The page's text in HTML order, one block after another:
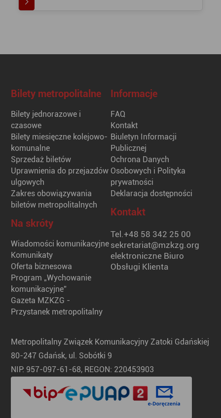
Bilety metropolitalne
Bilety jednorazowe i
czasowe
Bilety miesięczne kolejowo-
komunalne
Sprzedaż biletów
Uprawnienia do przejazdów
ulgowych
Zakres obowiązywania
biletów metropolitalnych
Na skróty
Wiadomości komunikacyjne
Komunikaty
Oferta biznesowa
Program „Wychowanie
komunikacyjne”
Gazeta MZKZG -
Przystanek metropolitalny
Informacje
FAQ
Kontakt
Biuletyn Informacji
Publicznej
Ochrona Danych
Osobowych i Polityka
prywatności
Deklaracja dostępności
Kontakt
Tel.+48 58 342 25 00
sekretariat@mzkzg.org
elektroniczne Biuro
Obsługi Klienta
Metropolitalny Związek Komunikacyjny Zatoki Gdańskiej
80-247 Gdańsk, ul. Sobótki 9
NIP: 957-097-61-68, REGON: 220453903